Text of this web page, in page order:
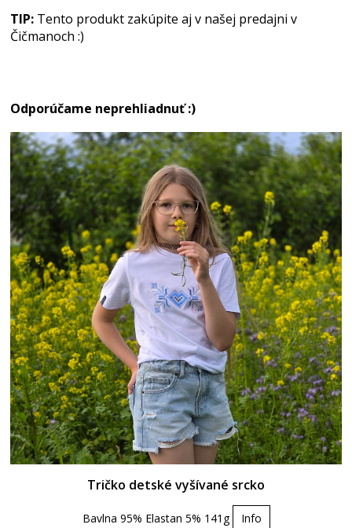
TIP: Tento produkt zakúpite aj v našej predajni v
Čičmanoch :)
Odporúčame neprehliadnuť :)
Tričko detské vyšívané srcko
Bavlna 95% Elastan 5% 141g Info